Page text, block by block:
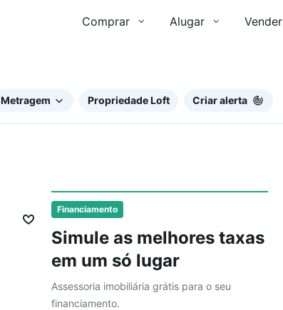
Comprar Alugar Vender
Metragem Propriedade Loft Criar alerta
Financiamento
Simule as melhores taxas
em um só lugar
Assessoria imobiliária grátis para o seu
financiamento.